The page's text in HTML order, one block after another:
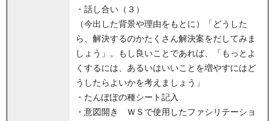
・話し合い（３）
（今出した背景や理由をもとに）「どうした
ら、解決するのかたくさん解決案をだしてみま
しょう」。もし良いことであれば、「もっとよ
くするには、あるいはいいことを増やすにはど
うしたらよいかを考えましょう」
・たんぽぽの種シート記入
・意図開き ＷＳで使用したファシリテーショ